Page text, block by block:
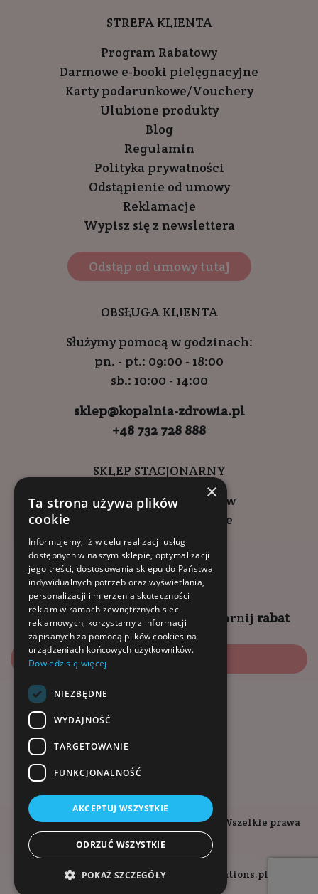
STREFA KLIENTA
Program Rabatowy
Darmowe e-booki pielęgnacyjne
Karty podarunkowe/Vouchery
Ulubione produkty
Blog
Regulamin
Polityka prywatności
Odstąpienie od umowy
Reklamacje
Wypisz się z newslettera
Odstąp od umowy tutaj
OBSŁUGA KLIENTA
Służymy pomocą w godzinach:
pn. - pt.: 09:00 - 18:00
sb.: 10:00 - 14:00
sklep@kopalnia-zdrowia.pl
+48 732 728 888
SKLEP STACJONARNY
ul. Wadowicka 6, Kraków
Kompleks Buma Square
godziny otwarcia:
9:00 - 18:00 (pon-pt)
10:00 - 14:00 (sob)
Zapisz się naNEWSLETTER zgarnij rabat
Zapisz się
Copyright © 2026. Kopalnia-Zdrowia.pl - Wszelkie prawa
Projekt i wykonanie
×
Ta strona używa plików
cookie
Informujemy, iż w celu realizacji usług
dostępnych w naszym sklepie, optymalizacji
jego treści, dostosowania sklepu do Państwa
indywidualnych potrzeb oraz wyświetlania,
personalizacji i mierzenia skuteczności
reklam w ramach zewnętrznych sieci
reklamowych, korzystamy z informacji
zapisanych za pomocą plików cookies na
urządzeniach końcowych użytkowników.
Dowiedz się więcej
NIEZBĘDNE
WYDAJNOŚĆ
TARGETOWANIE
FUNKCJONALNOŚĆ
AKCEPTUJ WSZYSTKIE
ODRZUĆ WSZYSTKIE
POKAŻ SZCZEGÓŁY